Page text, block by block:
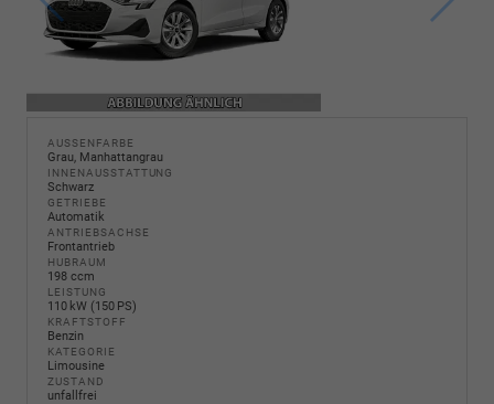
AUSSENFARBE
Grau, Manhattangrau
INNENAUSSTATTUNG
Schwarz
GETRIEBE
Automatik
ANTRIEBSACHSE
Frontantrieb
HUBRAUM
198 ccm
LEISTUNG
110 kW (150 PS)
KRAFTSTOFF
Benzin
KATEGORIE
Limousine
ZUSTAND
unfallfrei